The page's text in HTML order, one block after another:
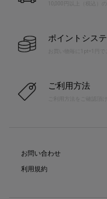
10,000円以上（税込）
ポイントシス
お買い物毎に1pt=1円で
ご利用方法
お問い合わせ
利用規約